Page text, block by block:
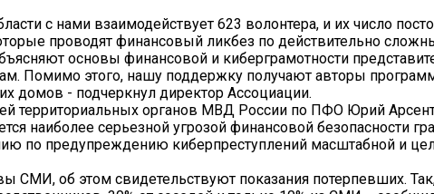
с нами взаимодействует 623 волонтера, и их число
проводят финансовый ликбез по действительно
основы финансовой и киберграмотности
Помимо этого, нашу поддержку получают авторы
домов - подчеркнул директор Ассоциации.
территориальных органов МВД России по ПФО Юрий
наиболее серьезной угрозой финансовой безопасности
по предупреждению киберпреступлений масштабной и
СМИ, об этом свидетельствуют показания потерпевших.